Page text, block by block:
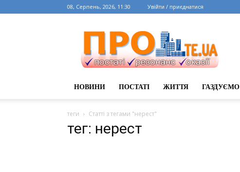
08, Серпень, 2026, 11:30 Увійти / приєднатися
НОВИНИ ПОСТАТІ ЖИТТЯ ГАЗДУЄМО
теги Статті з тегами "нерест"
тег: нерест